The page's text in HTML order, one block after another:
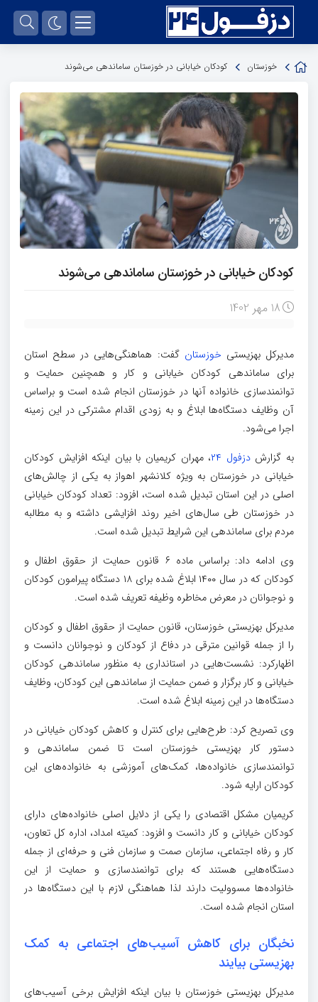
خوزستان کودکان خیابانی در خوزستان ساماندهی می‌شوند
کودکان خیابانی در خوزستان ساماندهی می‌شوند
18 مهر 1402
مدیرکل بهزیستیخوزستان گفت: هماهنگی‌هایی در سطح استان
برای ساماندهی کودکان خیابانی و کار و همچنین حمایت و
توانمندسازی خانواده آنها در خوزستان انجام شده است و براساس
آن وظایف دستگاه‌ها ابلاغ و به زودی اقدام مشترکی در این زمینه
اجرا می‌شود.
به گزارشدزفول ۲۴
، مهران کریمیان با بیان اینکه افزایش کودکان
خیابانی در خوزستان به ویژه کلانشهر اهواز به یکی از چالش‌های
اصلی در این استان تبدیل شده است، افزود: تعداد کودکان خیابانی
در خوزستان طی سال‌های اخیر روند افزایشی داشته و به مطالبه
مردم برای ساماندهی این شرایط تبدیل شده است.
وی ادامه داد: براساس ماده ۶ قانون حمایت از حقوق اطفال و
کودکان که در سال ۱۴۰۰ ابلاغ شده برای ۱۸ دستگاه پیرامون کودکان
و نوجوانان در معرض مخاطره وظیفه تعریف شده است.
مدیرکل بهزیستی خوزستان، قانون حمایت از حقوق اطفال و کودکان
را از جمله قوانین مترقی در دفاع از کودکان و نوجوانان دانست و
اظهارکرد: نشست‌هایی در استانداری به منظور ساماندهی کودکان
خیابانی و کار برگزار و ضمن حمایت از ساماندهی این کودکان، وظایف
دستگاه‌ها در این زمینه ابلاغ شده است.
وی تصریح کرد: طرح‌هایی برای کنترل و کاهش کودکان خیابانی در
دستور کار بهزیستی خوزستان است تا ضمن ساماندهی و
توانمندسازی خانواده‌ها، کمک‌های آموزشی به خانواده‌های این
کودکان ارایه شود.
کریمیان مشکل اقتصادی را یکی از دلایل اصلی خانواده‌های دارای
کودکان خیابانی و کار دانست و افزود: کمیته امداد، اداره کل تعاون،
کار و رفاه اجتماعی، سازمان صمت و سازمان فنی و حرفه‌ای از جمله
دستگاه‌هایی هستند که برای توانمندسازی و حمایت از این
خانواده‌ها مسوولیت دارند لذا هماهنگی لازم با این دستگاه‌ها در
استان انجام شده است.
نخبگان برای کاهش آسیب‌های اجتماعی به کمک
بهزیستی بیایند
مدیرکل بهزیستی خوزستان با بیان اینکه افزایش برخی آسیب‌های